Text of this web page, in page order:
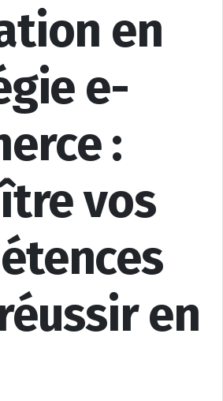
en
e-
:
vos
en